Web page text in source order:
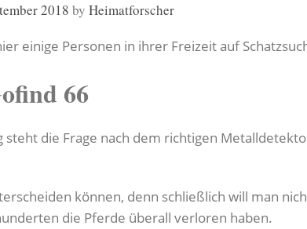
2018 by Heimatforscher
einige Personen in ihrer Freizeit auf
66
die Frage nach dem richtigen
können, denn schließlich will man
die Pferde überall verloren haben.